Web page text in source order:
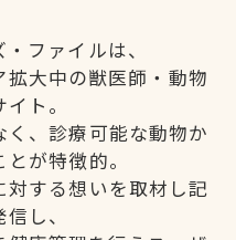
ファイルは、
大中の獣医師・動物
ト。
、診療可能な動物か
が特徴的。
する想いを取材し記
し、